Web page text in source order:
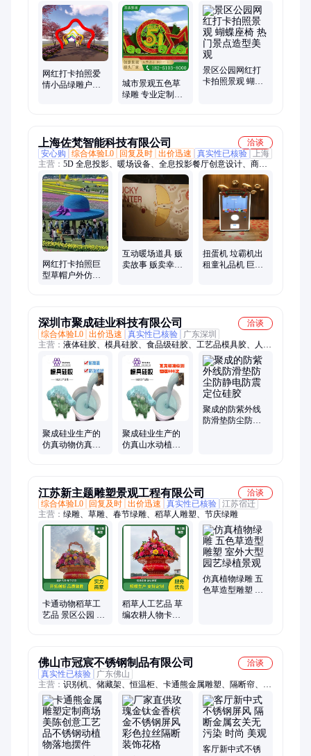
网红打卡拍照爱
情小品绿雕户外
城市景观五色草
绿雕 专业定制五
景区公园网红打
卡拍照景观 蝴蝶
上海佐梵智能科技有限公司
洽谈
安心购
综合体验L0 回复及时 出价迅速 真实性已核验
上海
主营： 5D 全息投影、暖场设备、全息投影餐厅创意设计、商场
互动设备、互动拍照装置、哪吒玻璃钢雕塑、发光人物卡通动漫
场景、室外互动灯光摆件、网红打卡道具互动装置、双足灵动智
能体、AIGC互动拍照、投影设备、金色麦穗灯夜游文旅灯、360
度环拍、环绕装置台、宇树人形机器人、网红大头贴拍照机、报
纸自拍机、美陈道具、全息投影、AI拍照冰箱贴、AI拍照机出售
租赁、G1宇树机器人、景区文旅灯光树脂灯、AIGC拍摄绘画
网红打卡拍照巨
型草帽户外仿真
互动暖场道具 贩
卖故事 贩卖幸运
扭蛋机 垃霸机出
租童礼品机 巨型
深圳市聚成硅业科技有限公司
洽谈
综合体验L0 出价迅速 真实性已核验
广东深圳
主营： 液体硅胶、模具硅胶、食品级硅胶、工艺品模具胶、人体
硅胶、电子硅胶、硅胶模具
聚成硅业生产的
仿真动物仿真动
聚成硅业生产的
仿真山水动植物
聚成的防紫外线
防滑垫防尘防静
江苏新主题雕塑景观工程有限公司
洽谈
综合体验L0
回复及时 出价迅速 真实性已核验 江苏宿迁
主营： 绿雕、草雕、春节绿雕、稻草人雕塑、节庆绿雕
卡通动物稻草工
艺品 景区公园 动
稻草人工艺品 草
编农耕人物卡通
仿真植物绿雕 五
色草造型雕塑 室
佛山市冠宸不锈钢制品有限公司
洽谈
真实性已核验
广东佛山
主营： 识别机、储藏架、恒温柜、卡通熊金属雕塑、隔断帘、铝
格栅、镀铜板、假山灯、铜浮雕、拉丝板、铜壁画、广镜框、门
把手、踢脚线、钛金板、收边条、电视柜、天花板、接待台、镶
嵌条、电梯门、大拉手、装饰板、装饰条、一体柜、展示架
客厅新中式不锈